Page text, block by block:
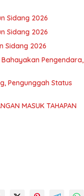
Sidang 2026
Sidang 2026
Sidang 2026
Pengendara,
Pengunggah Status
MASUK TAHAPAN